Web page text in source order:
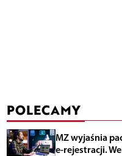
POLECAMY
MZ wyjaśnia
e-rejestracji.